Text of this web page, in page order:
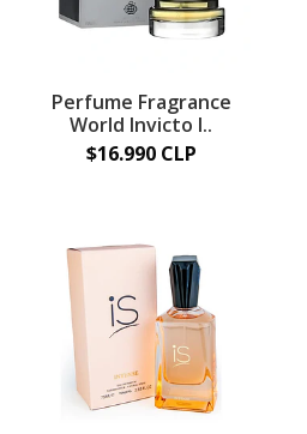
Perfume Fragrance
World Invicto I..
$16.990 CLP